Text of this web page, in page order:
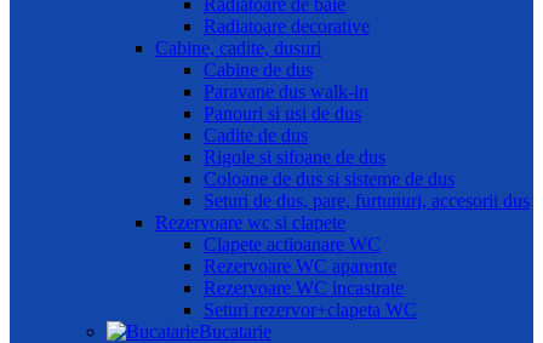
Radiatoare de baie
Radiatoare decorative
Cabine, cadite, dusuri
Cabine de dus
Paravane dus walk-in
Panouri si usi de dus
Cadite de dus
Rigole si sifoane de dus
Coloane de dus si sisteme de dus
Seturi de dus, pare, furtunuri, accesorii dus
Rezervoare wc si clapete
Clapete actioanare WC
Rezervoare WC aparente
Rezervoare WC incastrate
Seturi rezervor+clapeta WC
Bucatarie